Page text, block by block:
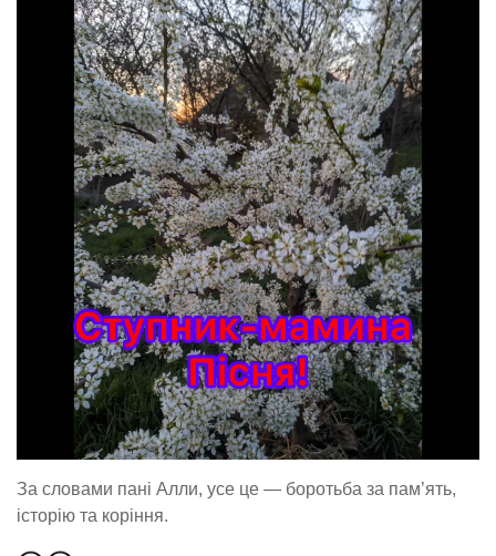
За словами пані Алли, усе це — боротьба за пам’ять,
історію та коріння.